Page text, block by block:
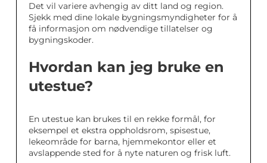
Det vil variere avhengig av ditt land og region.
Sjekk med dine lokale bygningsmyndigheter for å
få informasjon om nødvendige tillatelser og
bygningskoder.
Hvordan kan jeg bruke en
utestue?
En utestue kan brukes til en rekke formål, for
eksempel et ekstra oppholdsrom, spisestue,
lekeområde for barna, hjemmekontor eller et
avslappende sted for å nyte naturen og frisk luft.